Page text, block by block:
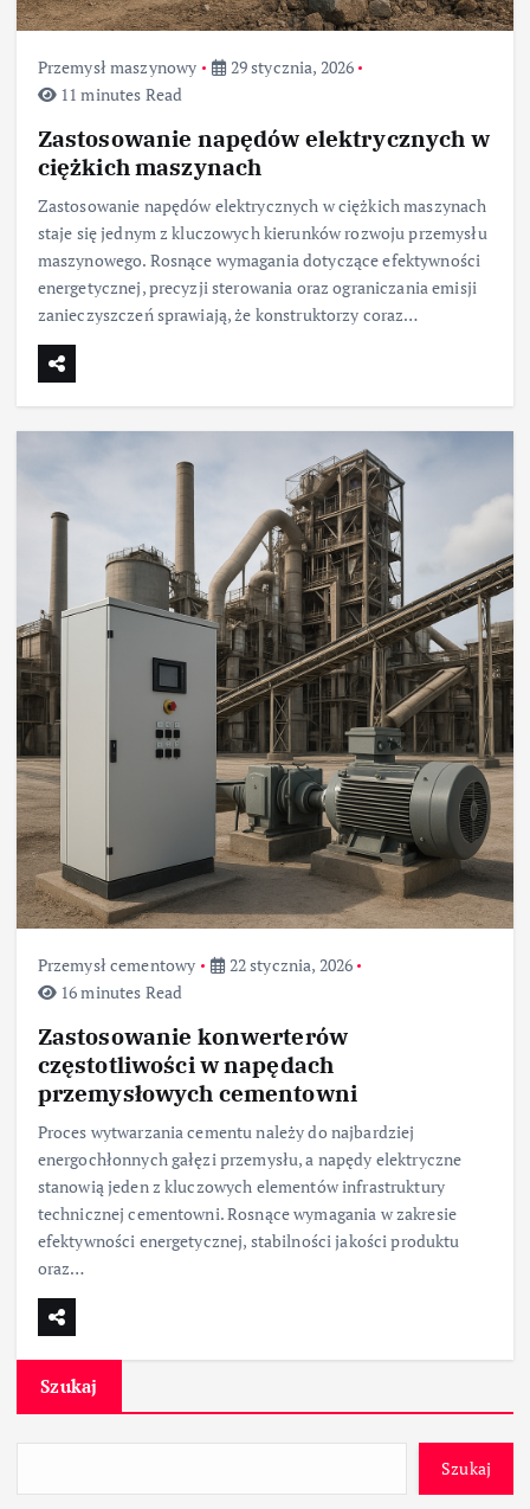
Przemysł maszynowy
29 stycznia, 2026
11 minutes Read
Zastosowanie napędów elektrycznych w
ciężkich maszynach
Zastosowanie napędów elektrycznych w ciężkich maszynach
staje się jednym z kluczowych kierunków rozwoju przemysłu
maszynowego. Rosnące wymagania dotyczące efektywności
energetycznej, precyzji sterowania oraz ograniczania emisji
zanieczyszczeń sprawiają, że konstruktorzy coraz…
Przemysł cementowy
22 stycznia, 2026
16 minutes Read
Zastosowanie konwerterów
częstotliwości w napędach
przemysłowych cementowni
Proces wytwarzania cementu należy do najbardziej
energochłonnych gałęzi przemysłu, a napędy elektryczne
stanowią jeden z kluczowych elementów infrastruktury
technicznej cementowni. Rosnące wymagania w zakresie
efektywności energetycznej, stabilności jakości produktu
oraz…
Szukaj
Szukaj